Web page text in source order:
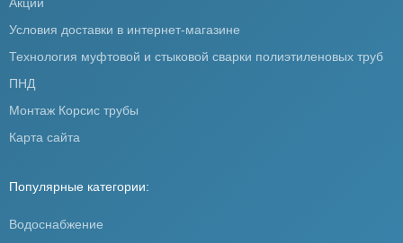
Условия доставки в интернет-магазине
Технология муфтовой и стыковой сварки полиэтиленовых труб
ПНД
Монтаж Корсис трубы
Карта сайта
Популярные категории:
Водоснабжение